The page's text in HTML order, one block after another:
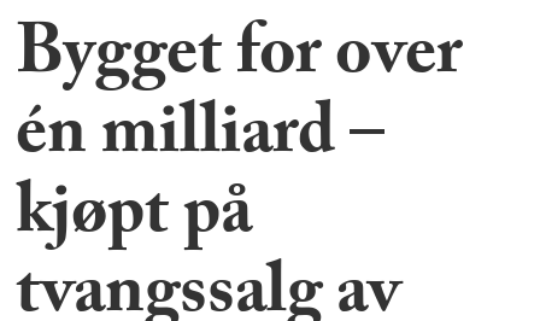
Bygget for over
én milliard –
kjøpt på